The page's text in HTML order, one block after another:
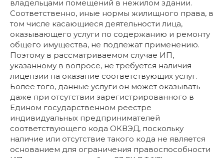
владельцами помещений в нежилом здании.
Соответственно, иные нормы жилищного права, в
том числе касающиеся деятельности лица,
оказывающего услуги по содержанию и ремонту
общего имущества, не подлежат применению.
Поэтому в рассматриваемом случае ИП,
указанному в вопросе, не требуется наличия
лицензии на оказание соответствующих услуг.
Более того, данные услуги он может оказывать
даже при отсутствии зарегистрированного в
Едином государственном реестре
индивидуальных предпринимателей
соответствующего кода ОКВЭД, поскольку
наличие или отсутствие такого кода не является
основанием для ограничения правоспособности